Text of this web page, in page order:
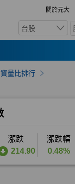
關於元大
台股
資量比排行